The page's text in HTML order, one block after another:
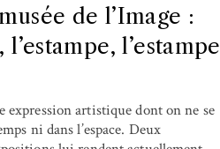
de l’Image :
l’estampe, l’estampe
expression artistique dont on ne se
ni dans l’espace. Deux